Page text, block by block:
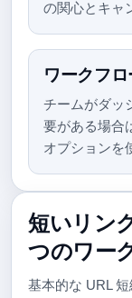
の関心とキャ
ワークフ
チームがダッ
要がある場合
オプションを
短いリン
つのワー
基本的な URL